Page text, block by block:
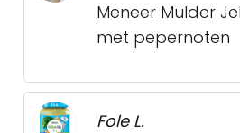
Meneer Mulder
met pepernoten
Fole L.